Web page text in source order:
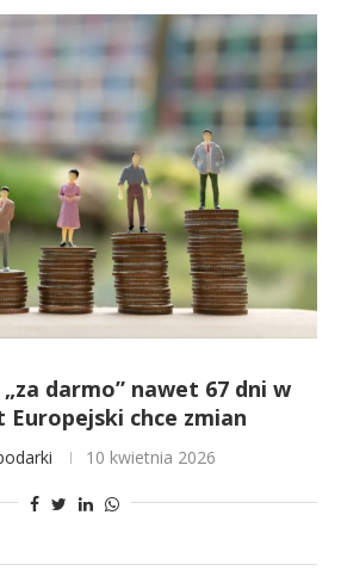
darmo” nawet 67 dni w
chce zmian
10 kwietnia 2026